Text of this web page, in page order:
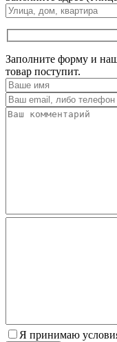
Заполните форму и
товар поступит.
Я принимаю